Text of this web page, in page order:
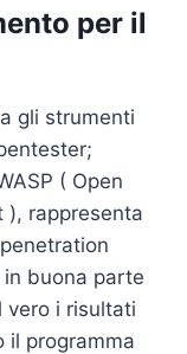
per il
gli strumenti
( Open
), rappresenta
buona parte
vero i risultati
il programma